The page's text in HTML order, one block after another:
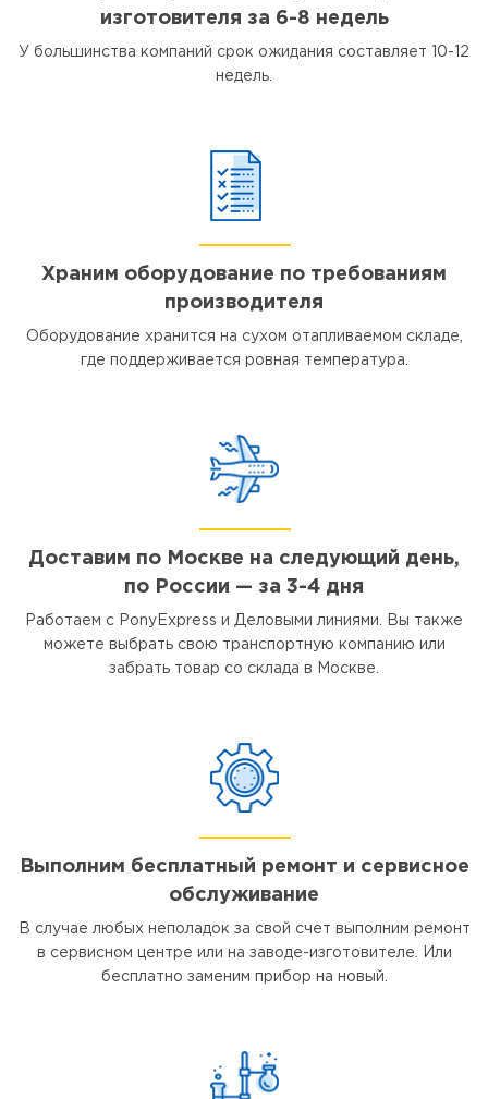
изготовителя за 6-8 недель
У большинства компаний срок ожидания составляет 10-12
недель.
Храним оборудование по требованиям
производителя
Оборудование хранится на сухом отапливаемом складе,
где поддерживается ровная температура.
Доставим по Москве на следующий день,
по России — за 3-4 дня
Работаем с PonyExpress и Деловыми линиями. Вы также
можете выбрать свою транспортную компанию или
забрать товар со склада в Москве.
Выполним бесплатный ремонт и сервисное
обслуживание
В случае любых неполадок за свой счет выполним ремонт
в сервисном центре или на заводе-изготовителе. Или
бесплатно заменим прибор на новый.